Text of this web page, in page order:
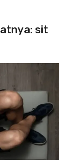
sit